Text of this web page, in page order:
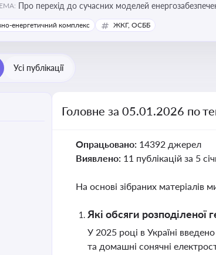
Про перехід до сучасних моделей
підвищення енергонезалежності громад,
енергетичний комплекс ЖКГ, ОСББ
Усі публікації
Головне за 05.01.2026 по
Опрацьовано: 14392 джерел
Виявлено: 11 публікацій за 5
На основі зібраних матеріалів
Які обсяги розподіленої
У 2025 році в Україні
та домашні сонячні